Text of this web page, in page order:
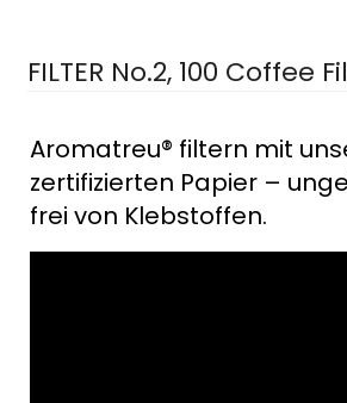
FILTER No.2, 100 Coffee
Aromatreu® filtern mit
zertifizierten Papier –
frei von Klebstoffen.